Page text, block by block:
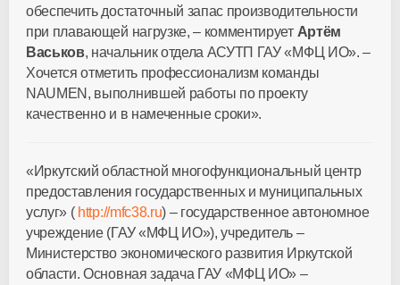
обеспечить достаточный запас производительности
при плавающей нагрузке, – комментирует Артём
Васьков, начальник отдела АСУТП ГАУ «МФЦ ИО». –
Хочется отметить профессионализм команды
NAUMEN, выполнившей работы по проекту
качественно и в намеченные сроки».
«Иркутский областной многофункциональный центр
предоставления государственных и муниципальных
услуг» ( http://mfc38.ru) – государственное автономное
учреждение (ГАУ «МФЦ ИО»), учредитель –
Министерство экономического развития Иркутской
области. Основная задача ГАУ «МФЦ ИО» –